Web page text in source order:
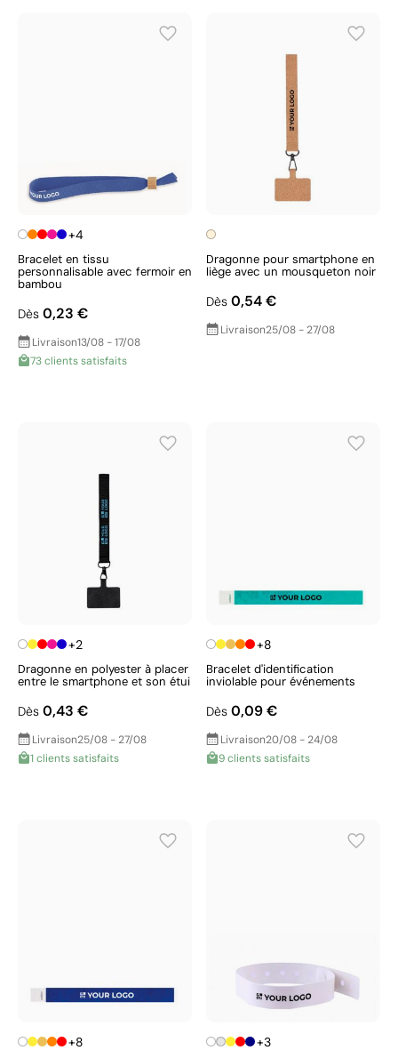
+4
Bracelet en tissu
personnalisable avec fermoir en
bambou
Dès 0,23 €
Livraison13/08 - 17/08
73 clients satisfaits
Dragonne pour smartphone en
liège avec un mousqueton noir
Dès 0,54 €
Livraison25/08 - 27/08
+2
Dragonne en polyester à placer
entre le smartphone et son étui
Dès 0,43 €
Livraison25/08 - 27/08
1 clients satisfaits
+8
Bracelet d'identification
inviolable pour événements
Dès 0,09 €
Livraison20/08 - 24/08
9 clients satisfaits
+8 +3